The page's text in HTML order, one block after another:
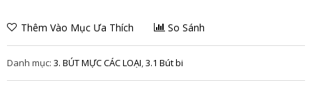
Thêm Vào Mục Ưa Thích So Sánh
Danh mục: 3. BÚT MỰC CÁC LOẠI,3.1 Bút bi